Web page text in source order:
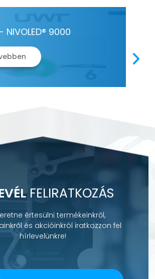
- NIVOLED® 9000
FELIRATKOZÁS
értesülni termékeinkről,
és akcióinkról iratkozzon fel
hírlevelünkre!